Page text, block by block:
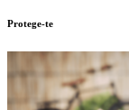
Protege-te